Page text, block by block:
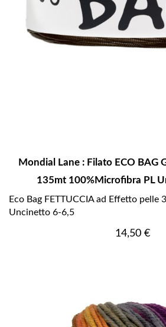
Mondial Lane : Filato ECO BAG
135mt 100%Microfibra PL
Eco Bag FETTUCCIA ad Effetto pelle
Uncinetto 6-6,5
Prezzo
14,50 €